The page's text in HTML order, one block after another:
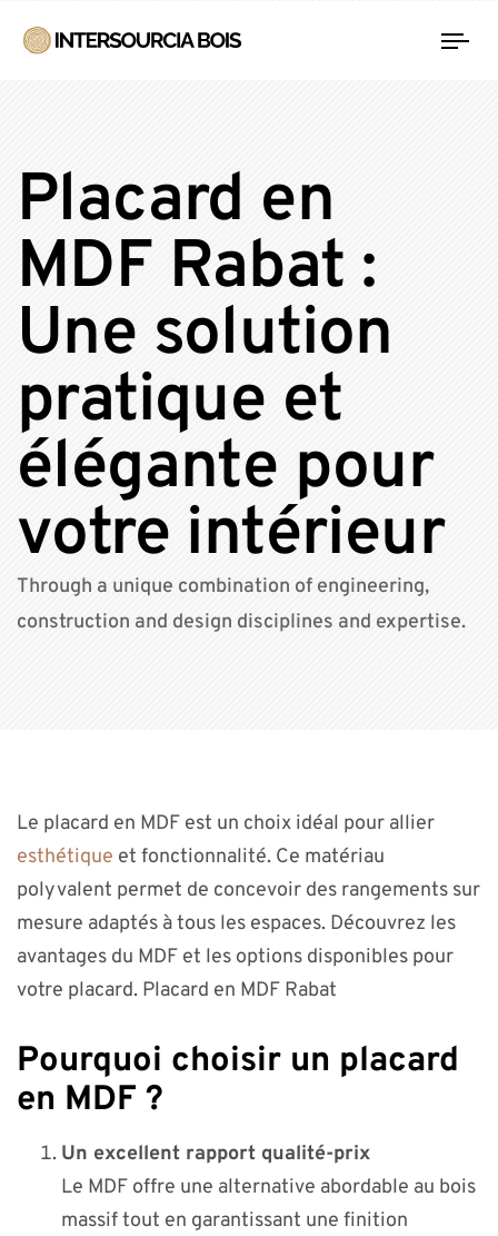
Placard en
MDF Rabat :
Une solution
pratique et
élégante pour
votre intérieur
Through a unique combination of engineering,
construction and design disciplines and expertise.
Le placard en MDF est un choix idéal pour allier
esthétique et fonctionnalité. Ce matériau
polyvalent permet de concevoir des rangements sur
mesure adaptés à tous les espaces. Découvrez les
avantages du MDF et les options disponibles pour
votre placard. Placard en MDF Rabat
Pourquoi choisir un placard
en MDF ?
Un excellent rapport qualité-prix
Le MDF offre une alternative abordable au bois
massif tout en garantissant une finition